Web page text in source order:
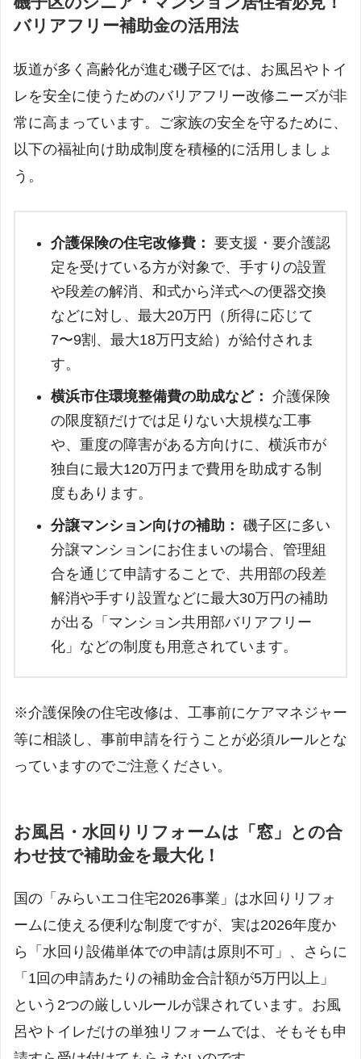
バリアフリー補助金の活用法
坂道が多く高齢化が進む磯子区では、お風呂やトイ
レを安全に使うためのバリアフリー改修ニーズが非
常に高まっています。ご家族の安全を守るために、
以下の福祉向け助成制度を積極的に活用しましょ
う。
介護保険の住宅改修費： 要支援・要介護認
定を受けている方が対象で、手すりの設置
や段差の解消、和式から洋式への便器交換
などに対し、最大20万円（所得に応じて
7〜9割、最大18万円支給）が給付されま
す。
横浜市住環境整備費の助成など： 介護保険
の限度額だけでは足りない大規模な工事
や、重度の障害がある方向けに、横浜市が
独自に最大120万円まで費用を助成する制
度もあります。
分譲マンション向けの補助： 磯子区に多い
分譲マンションにお住まいの場合、管理組
合を通じて申請することで、共用部の段差
解消や手すり設置などに最大30万円の補助
が出る「マンション共用部バリアフリー
化」などの制度も用意されています。
※介護保険の住宅改修は、工事前にケアマネジャー
等に相談し、事前申請を行うことが必須ルールとな
っていますのでご注意ください。
お風呂・水回りリフォームは「窓」との合
わせ技で補助金を最大化！
国の「みらいエコ住宅2026事業」は水回りリフォ
ームに使える便利な制度ですが、実は2026年度か
ら「水回り設備単体での申請は原則不可」、さらに
「1回の申請あたりの補助金合計額が5万円以上」
という2つの厳しいルールが課されています。お風
呂やトイレだけの単独リフォームでは、そもそも申